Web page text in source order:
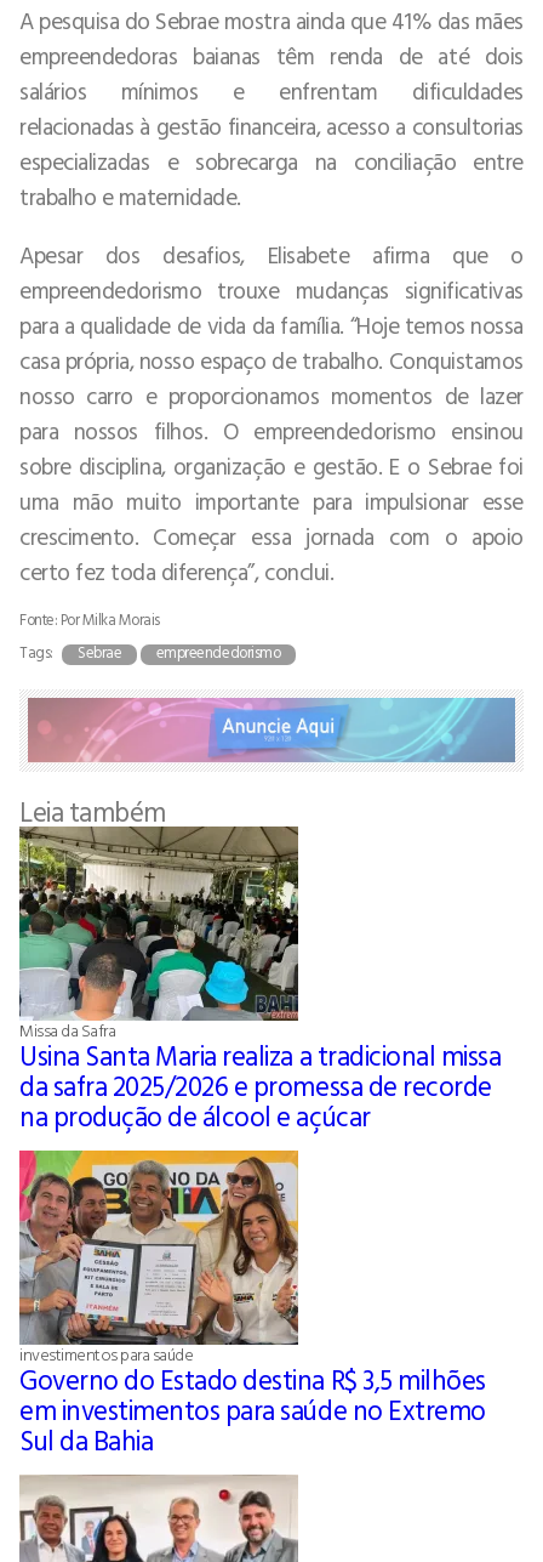
A pesquisa do Sebrae mostra ainda que 41% das mães
empreendedoras baianas têm renda de até dois
salários mínimos e enfrentam dificuldades
relacionadas à gestão financeira, acesso a consultorias
especializadas e sobrecarga na conciliação entre
trabalho e maternidade.
Apesar dos desafios, Elisabete afirma que o
empreendedorismo trouxe mudanças significativas
para a qualidade de vida da família. “Hoje temos nossa
casa própria, nosso espaço de trabalho. Conquistamos
nosso carro e proporcionamos momentos de lazer
para nossos filhos. O empreendedorismo ensinou
sobre disciplina, organização e gestão. E o Sebrae foi
uma mão muito importante para impulsionar esse
crescimento. Começar essa jornada com o apoio
certo fez toda diferença”, conclui.
Fonte: Por Milka Morais
Tags:
Sebrae empreendedorismo
Leia também
Missa da Safra
Usina Santa Maria realiza a tradicional missa
da safra 2025/2026 e promessa de recorde
na produção de álcool e açúcar
investimentos para saúde
Governo do Estado destina R$ 3,5 milhões
em investimentos para saúde no Extremo
Sul da Bahia